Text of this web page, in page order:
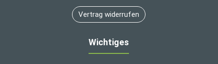
Vertrag widerrufen
Wichtiges